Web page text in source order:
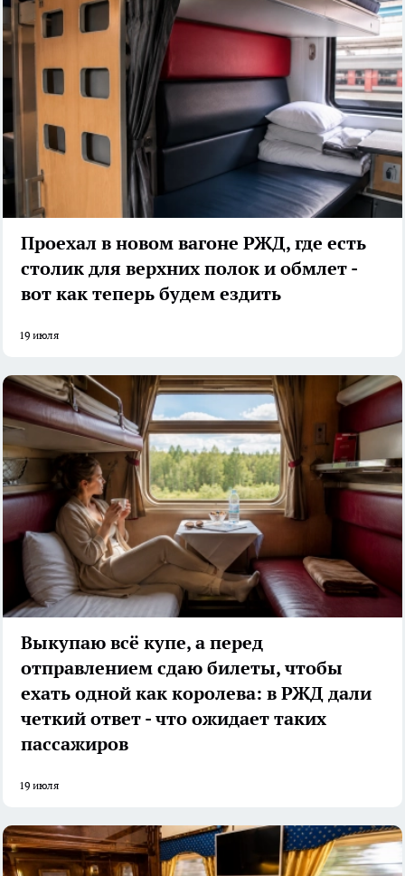
Проехал в новом вагоне РЖД, где есть
столик для верхних полок и обмлет -
вот как теперь будем ездить
19 июля
Выкупаю всё купе, а перед
отправлением сдаю билеты, чтобы
ехать одной как королева: в РЖД дали
четкий ответ - что ожидает таких
пассажиров
19 июля